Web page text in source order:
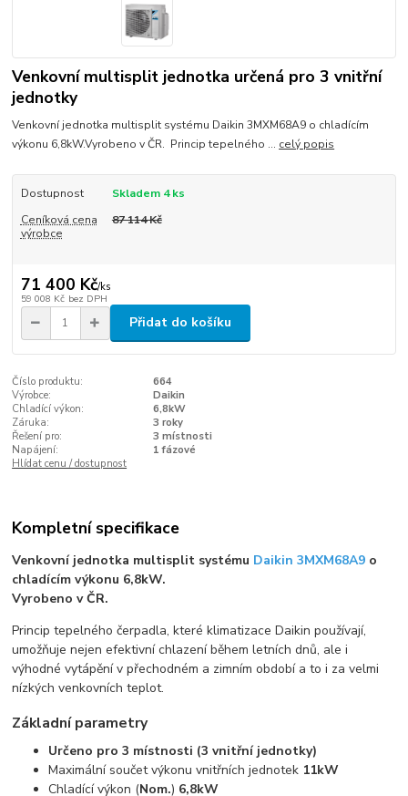
Venkovní multisplit jednotka určená pro 3 vnitřní
jednotky
Venkovní jednotka multisplit systému Daikin 3MXM68A9 o chladícím
výkonu 6,8kW.Vyrobeno v ČR. Princip tepelného ... celý popis
Dostupnost
Skladem 4 ks
Ceníková cena
výrobce
87 114 Kč
71 400 Kč/ks
59 008 Kč bez DPH
Přidat do košíku
Číslo produktu:
664
Výrobce:
Daikin
Chladící výkon:
6,8kW
Záruka:
3 roky
Řešení pro:
3 místnosti
Napájení:
1 fázové
Hlídat cenu / dostupnost
Kompletní specifikace
Venkovní jednotka multisplit systému Daikin 3MXM68A9 o
chladícím výkonu 6,8kW.
Vyrobeno v ČR.
Princip tepelného čerpadla, které klimatizace Daikin používají,
umožňuje nejen efektivní chlazení během letních dnů, ale i
výhodné vytápění v přechodném a zimním období a to i za velmi
nízkých venkovních teplot.
Základní parametry
Určeno pro 3 místnosti (3 vnitřní jednotky)
Maximální součet výkonu vnitřních jednotek 11kW
Chladící výkon (Nom.) 6,8kW